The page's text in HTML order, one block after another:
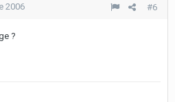
#6
2006
?